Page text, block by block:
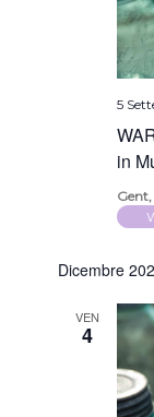
in
5
Dicembre
VEN
4